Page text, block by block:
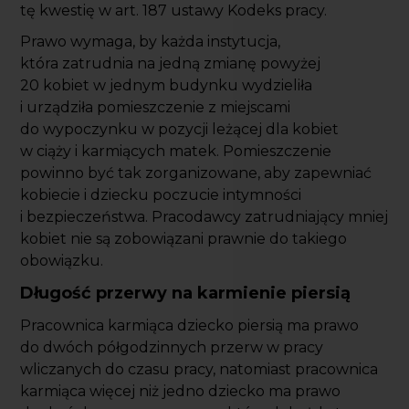
tę kwestię w art. 187 ustawy Kodeks pracy.
Prawo wymaga, by każda instytucja,
która zatrudnia na jedną zmianę powyżej
20 kobiet w jednym budynku wydzieliła
i urządziła pomieszczenie z miejscami
do wypoczynku w pozycji leżącej dla kobiet
w ciąży i karmiących matek. Pomieszczenie
powinno być tak zorganizowane, aby zapewniać
kobiecie i dziecku poczucie intymności
i bezpieczeństwa. Pracodawcy zatrudniający mniej
kobiet nie są zobowiązani prawnie do takiego
obowiązku.
Długość przerwy na karmienie piersią
Pracownica karmiąca dziecko piersią ma prawo
do dwóch półgodzinnych przerw w pracy
wliczanych do czasu pracy, natomiast pracownica
karmiąca więcej niż jedno dziecko ma prawo